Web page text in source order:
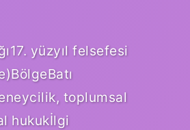
yüzyıl felsefesi
toplumsal
hukukİlgi